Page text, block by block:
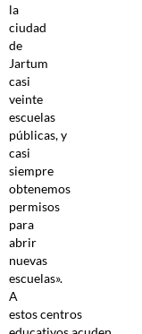
la
ciudad
de
Jartum
casi
veinte
escuelas
públicas, y
casi
siempre
obtenemos
permisos
para
abrir
nuevas
escuelas».
A
estoscentros